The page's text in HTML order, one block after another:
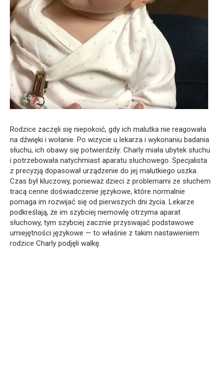
Rodzice zaczęli się niepokoić, gdy ich malutka nie reagowała
na dźwięki i wołanie. Po wizycie u lekarza i wykonaniu badania
słuchu, ich obawy się potwierdziły: Charly miała ubytek słuchu
i potrzebowała natychmiast aparatu słuchowego. Specjalista
z precyzją dopasował urządzenie do jej malutkiego uszka.
Czas był kluczowy, ponieważ dzieci z problemami ze słuchem
tracą cenne doświadczenie językowe, które normalnie
pomaga im rozwijać się od pierwszych dni życia. Lekarze
podkreślają, że im szybciej niemowlę otrzyma aparat
słuchowy, tym szybciej zacznie przyswajać podstawowe
umiejętności językowe — to właśnie z takim nastawieniem
rodzice Charly podjęli walkę.